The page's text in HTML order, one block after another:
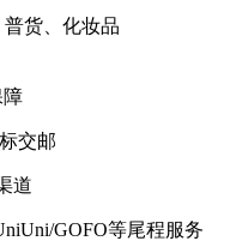
货、化妆品
障
交邮
道
GOFO等尾程服务